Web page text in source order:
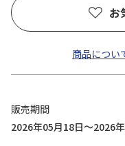
お
商品につい
販売期間
2026年05月18日～2026